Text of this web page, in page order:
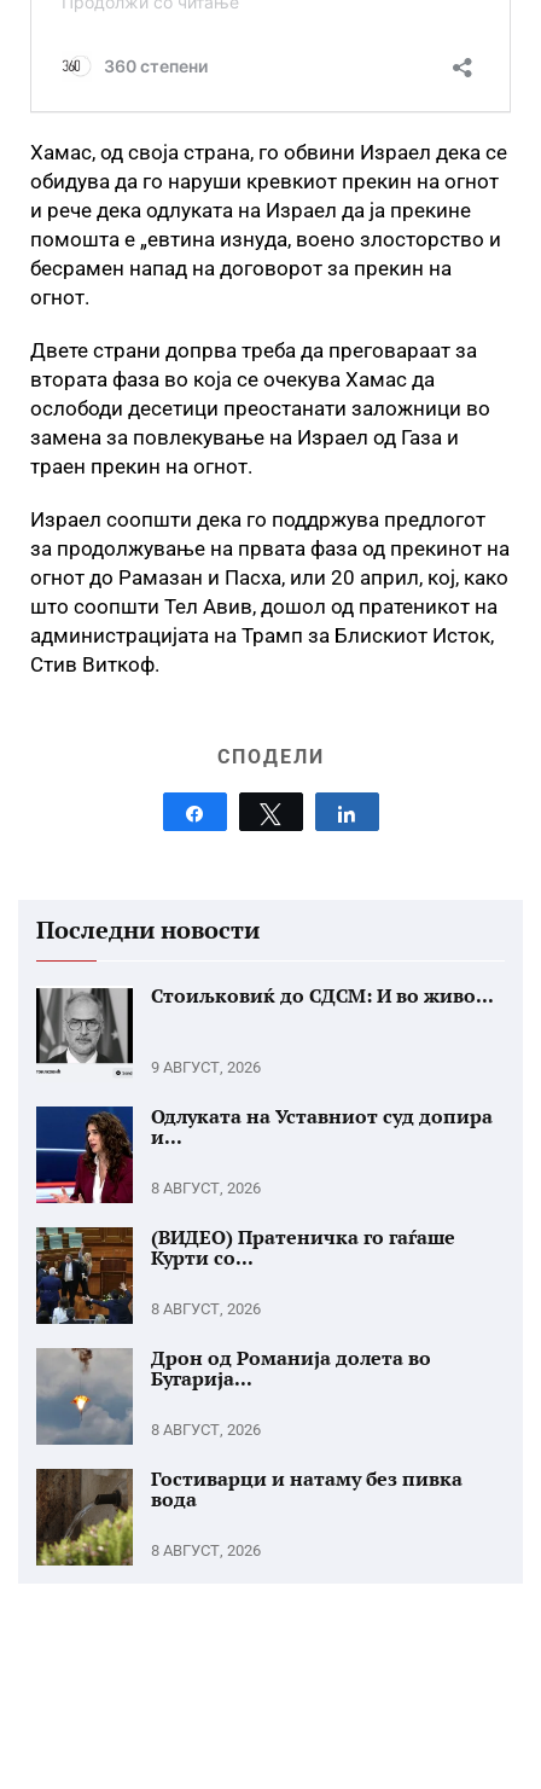
Хамас, од своја страна, го обвини Израел дека се
обидува да го наруши кревкиот прекин на огнот
и рече дека одлуката на Израел да ја прекине
помошта е „евтина изнуда, воено злосторство и
бесрамен напад на договорот за прекин на
огнот.
Двете страни допрва треба да преговараат за
втората фаза во која се очекува Хамас да
ослободи десетици преостанати заложници во
замена за повлекување на Израел од Газа и
траен прекин на огнот.
Израел соопшти дека го поддржува предлогот
за продолжување на првата фаза од прекинот на
огнот до Рамазан и Пасха, или 20 април, кој, како
што соопшти Тел Авив, дошол од пратеникот на
администрацијата на Трамп за Блискиот Исток,
Стив Виткоф.
СПОДЕЛИ
Tweet
Последни новости
Стоиљковиќ до СДСМ: И во живо...
9 АВГУСТ, 2026
Одлуката на Уставниот суд допира
и...
8 АВГУСТ, 2026
(ВИДЕО) Пратеничка го гаѓаше
Курти со...
8 АВГУСТ, 2026
Дрон од Романија долета во
Бугарија...
8 АВГУСТ, 2026
Гостиварци и натаму без пивка
вода
8 АВГУСТ, 2026